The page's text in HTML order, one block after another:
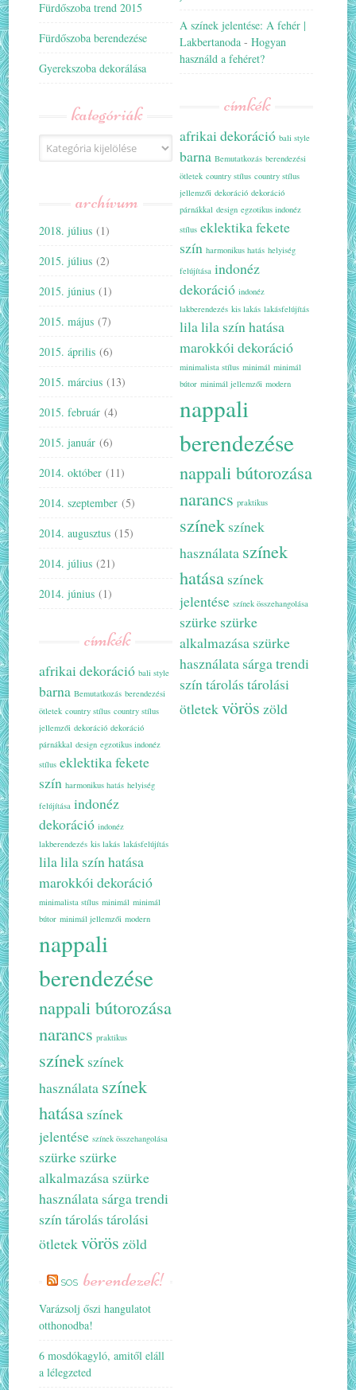
Fürdőszoba trend 2015
Fürdőszoba berendezése
Gyerekszoba dekorálása
kategóriák
Kategóriák
archívum
2018. július (1)
2015. július (2)
2015. június (1)
2015. május (7)
2015. április (6)
2015. március (13)
2015. február (4)
2015. január (6)
2014. október (11)
2014. szeptember (5)
2014. augusztus (15)
2014. július (21)
2014. június (1)
címkék
afrikai dekoráció bali style
barna Bemutatkozás berendezési
ötletek country stílus country stílus
jellemzői dekoráció dekoráció
párnákkal design egzotikus indonéz
stílus eklektikafekete
szín harmonikus hatás helyiség
felújítása indonéz
dekoráció indonéz
lakberendezés kis lakás lakásfelújítás
lilalila szín hatása
marokkói dekoráció
minimalista stílus minimál minimál
bútor minimál jellemzői modern
nappali
berendezése
nappali bútorozása
narancs praktikus
színek színek
használata színek
hatása színek
jelentése színek összehangolása
szürke szürke
alkalmazása szürke
használata sárgatrendi
színtárolás tárolási
ötletekvörös zöld
SOS berendezek!
Varázsolj őszi hangulatot
otthonodba!
6 mosdókagyló, amitől eláll
a lélegzeted
A színek jelentése: A fehér |
Lakbertanoda -Hogyan
használd a fehéret?
címkék
afrikai dekoráció bali style
barna Bemutatkozás berendezési
ötletek country stílus country stílus
jellemzői dekoráció dekoráció
párnákkal design egzotikus indonéz
stílus eklektikafekete
szín harmonikus hatás helyiség
felújítása indonéz
dekoráció indonéz
lakberendezés kis lakás lakásfelújítás
lilalila szín hatása
marokkói dekoráció
minimalista stílus minimál minimál
bútor minimál jellemzői modern
nappali
berendezése
nappali bútorozása
narancs praktikus
színek színek
használata színek
hatása színek
jelentése színek összehangolása
szürke szürke
alkalmazása szürke
használata sárgatrendi
színtárolás tárolási
ötletekvörös zöld